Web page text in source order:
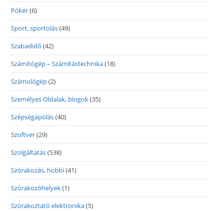
Póker(6)
Sport, sportolás(49)
Szabadidő (42)
Számítógép – Számítástechnika(18)
Számológép(2)
Személyes Oldalak, blogok(35)
Szépségápolás(40)
Szoftver(29)
Szolgáltatás(538)
Szórakozás, hobbi(41)
Szórakozóhelyek(1)
Szórakoztató elektronika(5)